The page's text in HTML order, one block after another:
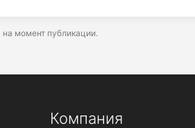
момент публикации.
Компания